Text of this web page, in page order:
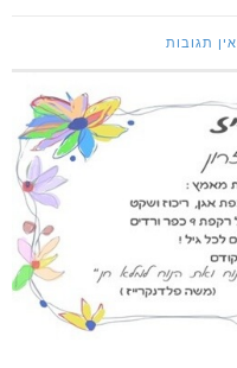
אין תגובות